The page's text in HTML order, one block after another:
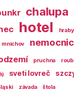
chalupa
hotel
mnichov
pruchna
sveti lovreč
závada štola